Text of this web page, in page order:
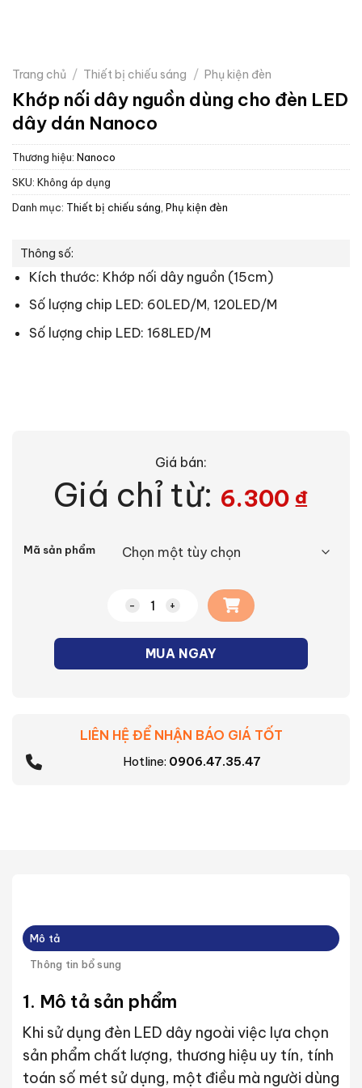
Trang chủ / Thiết bị chiếu sáng / Phụ kiện đèn
Khớp nối dây nguồn dùng cho đèn LED
dây dán Nanoco
Thương hiệu: Nanoco
SKU: Không áp dụng
Danh mục: Thiết bị chiếu sáng Phụ kiện đèn
Thông số:
Kích thước: Khớp nối dây nguồn (15cm)
Số lượng chip LED: 60LED/M, 120LED/M
Số lượng chip LED: 168LED/M
Giá bán:
Giá chỉ từ: 6.300 ₫
Mã sản phẩm
Khớp nối dây nguồn dùng cho đèn LED
MUA NGAY
LIÊN HỆ ĐỂ NHẬN BÁO GIÁ TỐT
Hotline: 0906.47.35.47
Mô tả
Thông tin bổ sung
1. Mô tả sản phẩm
Khi sử dụng đèn LED dây ngoài việc lựa chọn
sản phẩm chất lượng, thương hiệu uy tín, tính
toán số mét sử dụng, một điều mà người dùng